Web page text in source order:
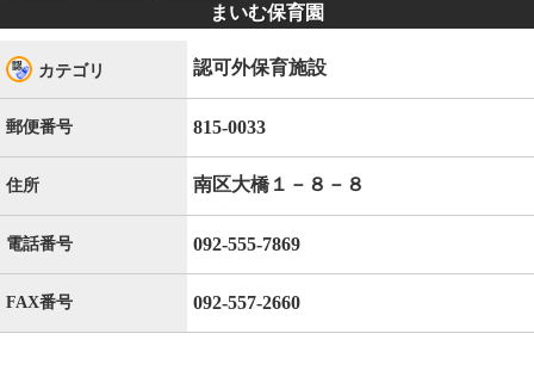
まいむ保育園
カテゴリ 認可外保育施設
郵便番号 815-0033
住所 南区大橋１－８－８
電話番号 092-555-7869
FAX番号 092-557-2660